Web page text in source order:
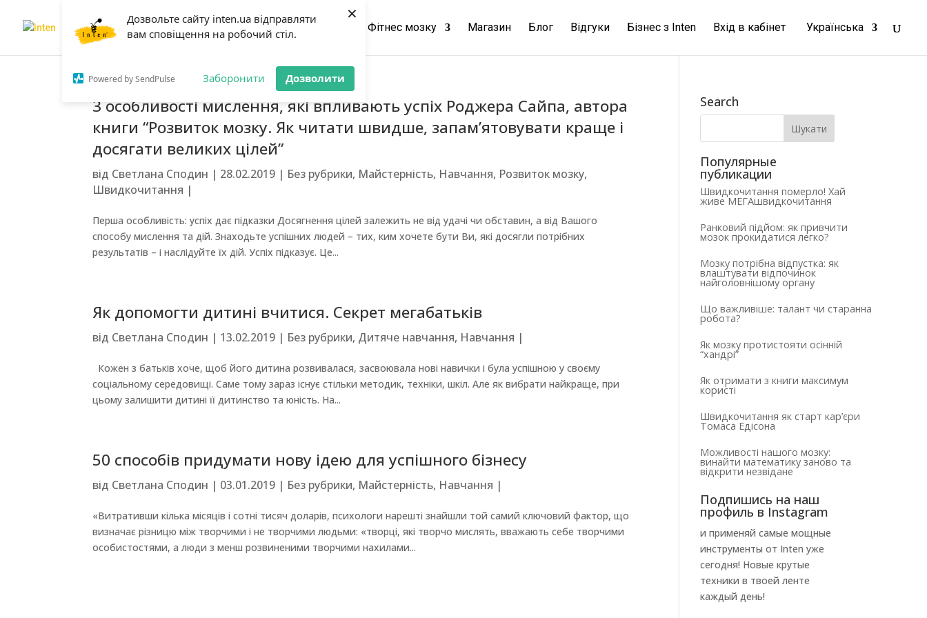
Дозвольте сайту inten.ua відправляти
вам сповіщення на робочий стіл.
Powered by SendPulse Заборонити Дозволити
×
Головна Про нас Навчання Фітнес мозку Магазин Блог Відгуки Бізнес з Inten Вхід в кабінет Українська
3 особливості мислення, які впливають успіх Роджера Сайпа, автора
книги “Розвиток мозку. Як читати швидше, запам’ятовувати краще і
досягати великих цілей”
від Светлана Сподин | 28.02.2019 | Без рубрики, Майстерність, Навчання, Розвиток мозку,
Швидкочитання |
Перша особливість: успіх дає підказки Досягнення цілей залежить не від удачі чи обставин, а від Вашого
способу мислення та дій. Знаходьте успішних людей – тих, ким хочете бути Ви, які досягли потрібних
результатів – і наслідуйте їх дій. Успіх підказує. Це...
Як допомогти дитині вчитися. Секрет мегабатьків
від Светлана Сподин | 13.02.2019 | Без рубрики, Дитяче навчання, Навчання |
Кожен з батьків хоче, щоб його дитина розвивалася, засвоювала нові навички і була успішною у своєму
соціальному середовищі. Саме тому зараз існує стільки методик, техніки, шкіл. Але як вибрати найкраще, при
цьому залишити дитині її дитинство та юність. На...
50 способів придумати нову ідею для успішного бізнесу
від Светлана Сподин | 03.01.2019 | Без рубрики, Майстерність, Навчання |
«Витративши кілька місяців і сотні тисяч доларів, психологи нарешті знайшли той самий ключовий фактор, що
визначає різницю між творчими і не творчими людьми: «творці, які творчо мислять, вважають себе творчими
особистостями, а люди з менш розвиненими творчими нахилами...
Search
Популярные
публикации
Швидкочитання померло! Хай
живе МЕГАшвидкочитання
Ранковий підйом: як привчити
мозок прокидатися легко?
Мозку потрібна відпустка: як
влаштувати відпочинок
найголовнішому органу
Що важливіше: талант чи старанна
робота?
Як мозку протистояти осінній
“хандрі”
Як отримати з книги максимум
користі
Швидкочитання як старт кар’єри
Томаса Едісона
Можливості нашого мозку:
винайти математику заново та
відкрити незвідане
Подпишись на наш
профиль в Instagram
и применяй самые мощные
инструменты от Inten уже
сегодня! Новые крутые
техники в твоей ленте
каждый день!